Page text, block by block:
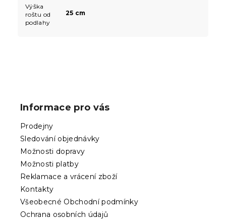
Výška
roštu od
podlahy
25 cm
Informace pro vás
Prodejny
Sledování objednávky
Možnosti dopravy
Možnosti platby
Reklamace a vrácení zboží
Kontakty
Všeobecné Obchodní podmínky
Ochrana osobních údajů